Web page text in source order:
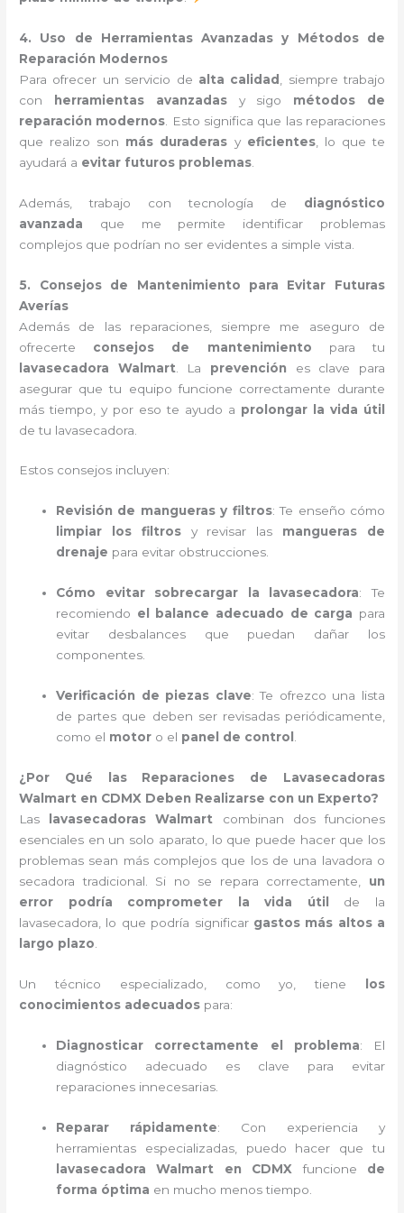
4. Uso de Herramientas Avanzadas y Métodos de
Reparación Modernos
Para ofrecer un servicio de alta calidad
, siempre trabajo
con
herramientas avanzadasy sigo métodos de
reparación modernos . Esto significa que las reparaciones
que realizo son más duraderas y eficientes, lo que te
ayudará a evitar futuros problemas
Además, trabajo con tecnología de diagnóstico
avanzada que me permite identificar problemas
complejos que podrían no ser evidentes a simple vista.
5. Consejos de Mantenimiento para Evitar Futuras
Averías
Además de las reparaciones, siempre me aseguro de
ofrecerte consejos de mantenimiento para tu
lavasecadora Walmart . La prevención es clave para
asegurar que tu equipo funcione correctamente durante
más tiempo, y por eso te ayudo a prolongar la vida útil
de tu lavasecadora.
Estos consejos incluyen:
Revisión de mangueras y filtros: Te enseño cómo
limpiar los filtrosy revisar las mangueras de
drenaje para evitar obstrucciones.
Cómo evitar sobrecargar la lavasecadora: Te
recomiendo el balance adecuado de carga para
evitar desbalances que puedan dañar los
componentes.
Verificación de piezas clave: Te ofrezco una lista
de partes que deben ser revisadas periódicamente,
como el motor o el panel de control
¿Por Qué las Reparaciones de Lavasecadoras
Walmart en CDMX Deben Realizarse con un Experto?
Las
lavasecadoras Walmart combinan dos funciones
esenciales en un solo aparato, lo que puede hacer que los
problemas sean más complejos que los de una lavadora o
secadora tradicional. Si no se repara correctamente, un
error podría comprometer la vida útil
de la
lavasecadora, lo que podría significar gastos más altos a
largo plazo
Un técnico especializado, como yo, tiene
los
conocimientos adecuados para:
Diagnosticar correctamente el problema: El
diagnóstico adecuado es clave para evitar
reparaciones innecesarias.
Reparar rápidamente: Con experiencia y
herramientas especializadas, puedo hacer que tu
lavasecadora Walmart en CDMX funcione de
forma óptima en mucho menos tiempo.